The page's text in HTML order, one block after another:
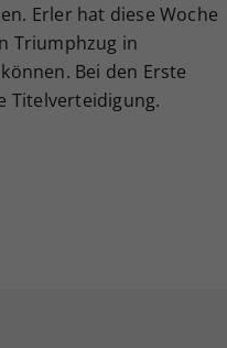
Erler hat diese Woche
Triumphzug in
Bei den Erste
Titelverteidigung.